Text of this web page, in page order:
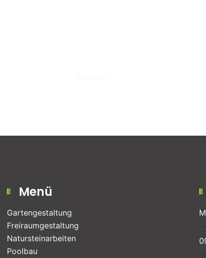
Menü
Gartengestaltung
Freiraum­gestaltung
Natursteinarbeiten
Poolbau